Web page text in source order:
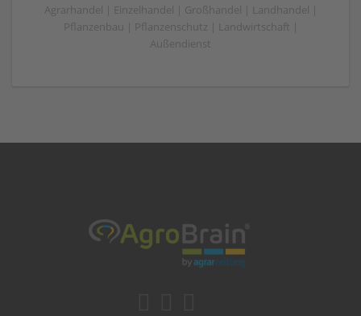
Agrarhandel | Einzelhandel | Großhandel | Landhandel |
Pflanzenbau | Pflanzenschutz | Landwirtschaft |
Außendienst